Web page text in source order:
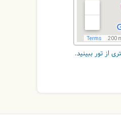
از تور ببینید.